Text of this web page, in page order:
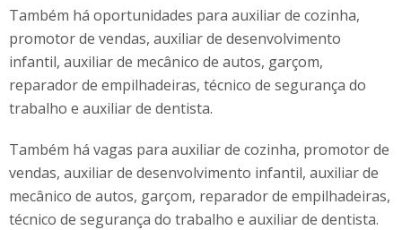
Também há oportunidades para auxiliar de cozinha,
promotor de vendas, auxiliar de desenvolvimento
infantil, auxiliar de mecânico de autos, garçom,
reparador de empilhadeiras, técnico de segurança do
trabalho e auxiliar de dentista.
Também há vagas para auxiliar de cozinha, promotor de
vendas, auxiliar de desenvolvimento infantil, auxiliar de
mecânico de autos, garçom, reparador de empilhadeiras,
técnico de segurança do trabalho e auxiliar de dentista.